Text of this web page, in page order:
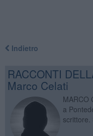
Indietro
RACCONTI
Marco Celati
MARCO
a
scrittore.